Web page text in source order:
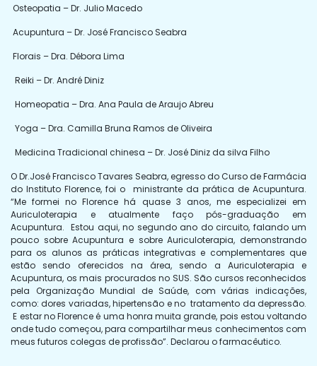
Osteopatia – Dr. Julio Macedo
Acupuntura – Dr. José Francisco Seabra
Florais – Dra. Débora Lima
Reiki – Dr. André Diniz
Homeopatia – Dra. Ana Paula de Araujo Abreu
Yoga – Dra. Camilla Bruna Ramos de Oliveira
Medicina Tradicional chinesa – Dr. José Diniz da silva Filho
O Dr.José Francisco Tavares Seabra, egresso do Curso de Farmácia
do Instituto Florence, foi o ministrante da prática de Acupuntura.
“Me formei no Florence há quase 3 anos, me especializei em
Auriculoterapia e atualmente faço pós-graduação em
Acupuntura. Estou aqui, no segundo ano do circuito, falando um
pouco sobre Acupuntura e sobre Auriculoterapia, demonstrando
para os alunos as práticas integrativas e complementares que
estão sendo oferecidos na área, sendo a Auriculoterapia e
Acupuntura, os mais procurados no SUS. São cursos reconhecidos
pela Organização Mundial de Saúde, com várias indicações,
como: dores variadas, hipertensão e no tratamento da depressão.
E estar no Florence é uma honra muita grande, pois estou voltando
onde tudo começou, para compartilhar meus conhecimentos com
meus futuros colegas de profissão”. Declarou o farmacêutico.